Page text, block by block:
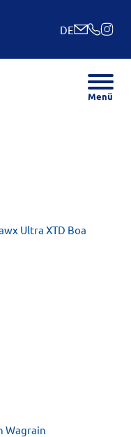
DE
Menü
Ultra XTD Boa
Wagrain